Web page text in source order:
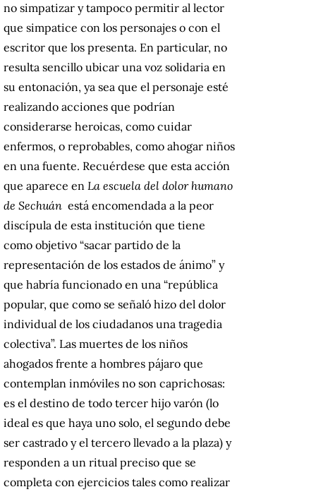
no simpatizar y tampoco permitir al lector
que simpatice con los personajes o con el
escritor que los presenta. En particular, no
resulta sencillo ubicar una voz solidaria en
su entonación, ya sea que el personaje esté
realizando acciones que podrían
considerarse heroicas, como cuidar
enfermos, o reprobables, como ahogar niños
en una fuente. Recuérdese que esta acción
que aparece en La escuela del dolor humano
de Sechuán está encomendada a la peor
discípula de esta institución que tiene
como objetivo “sacar partido de la
representación de los estados de ánimo” y
que habría funcionado en una “república
popular, que como se señaló hizo del dolor
individual de los ciudadanos una tragedia
colectiva”. Las muertes de los niños
ahogados frente a hombres pájaro que
contemplan inmóviles no son caprichosas:
es el destino de todo tercer hijo varón (lo
ideal es que haya uno solo, el segundo debe
ser castrado y el tercero llevado a la plaza) y
responden a un ritual preciso que se
completa con ejercicios tales como realizar